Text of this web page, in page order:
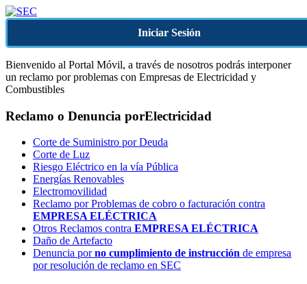
Iniciar Sesión
Bienvenido al Portal Móvil, a través de nosotros podrás interponer
un reclamo por problemas con Empresas de Electricidad y
Combustibles
Reclamo o Denuncia porElectricidad
Corte de Suministro por Deuda
Corte de Luz
Riesgo Eléctrico en la vía Pública
Energías Renovables
Electromovilidad
Reclamo por Problemas de cobro o facturación contra
EMPRESA ELÉCTRICA
Otros Reclamos contra EMPRESA ELÉCTRICA
Daño de Artefacto
Denuncia porno cumplimiento de instrucción de empresa
por resolución de reclamo en SEC